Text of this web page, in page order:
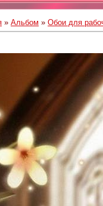
» Альбом » Обои для